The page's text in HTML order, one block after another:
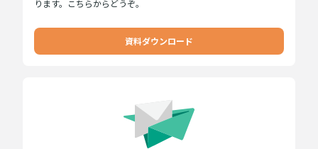
ります。こちらからどうぞ。
資料ダウンロード